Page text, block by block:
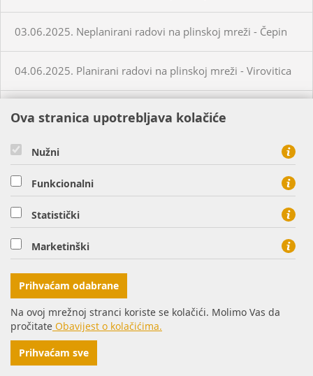
03.06.2025. Neplanirani radovi na plinskoj mreži - Čepin
04.06.2025. Planirani radovi na plinskoj mreži - Virovitica
04.06.2025. Neplanirani radovi na plinskoj mreži -
Habjanovci
05.06.2025. Planirani radovi na plinskoj mreži - Daruvar
05.06.2025. Planirani radovi na plinskoj mreži - Virovitica
05.06.2025. Planirani radovi na plinskoj mreži - Virovitica
05.06.2025. Neplanirani radovi na plinskoj mreži -
Virovitica
Ova stranica upotrebljava kolačiće
Nužni
Funkcionalni
Statistički
Marketinški
Prihvaćam odabrane
Na ovoj mrežnoj stranci koriste se kolačići. Molimo Vas da
pročitate Obavijest o kolačićima.
Prihvaćam sve